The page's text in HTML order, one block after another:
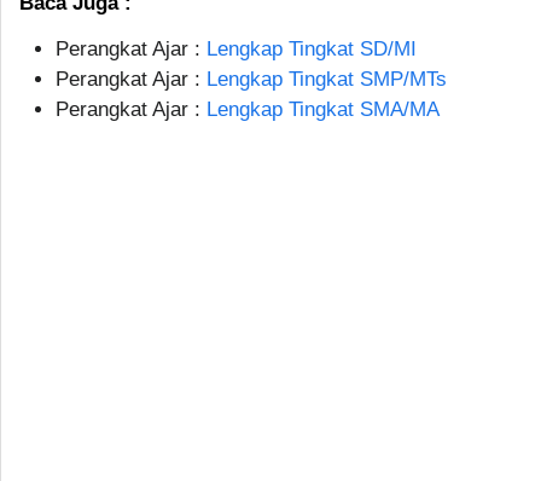
Perangkat Ajar : Lengkap Tingkat SD/MI
Perangkat Ajar : Lengkap Tingkat SMP/MTs
Perangkat Ajar : Lengkap Tingkat SMA/MA